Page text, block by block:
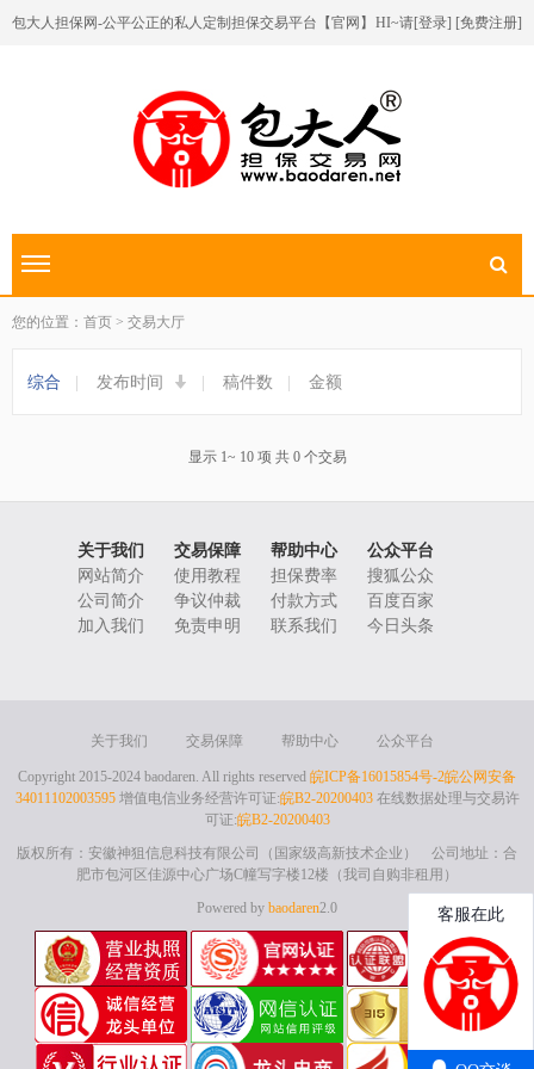
包大人担保网-公平公正的私人定制担保交易平台【官网】 HI~请[登录] [免费注册]
切换导航
您的位置：首页 > 交易大厅
综合 发布时间 稿件数 金额
显示 1~ 10 项 共 0 个交易
关于我们 交易保障 帮助中心
公众平台
网站简介
使用教程 担保费率
搜狐公众
公司简介
争议仲裁 付款方式
百度百家
加入我们
免责申明 联系我们 今日头条
关于我们 交易保障 帮助中心 公众平台
Copyright 2015-2024 baodaren. All rights reserved 皖ICP备16015854号-2皖公网安备
34011102003595增值电信业务经营许可证:皖B2-20200403在线数据处理与交易许
可证:皖B2-20200403
版权所有：安徽神狙信息科技有限公司（国家级高新技术企业） 公司地址：合
肥市包河区佳源中心广场C幢写字楼12楼（我司自购非租用）
Powered by baodaren2.0